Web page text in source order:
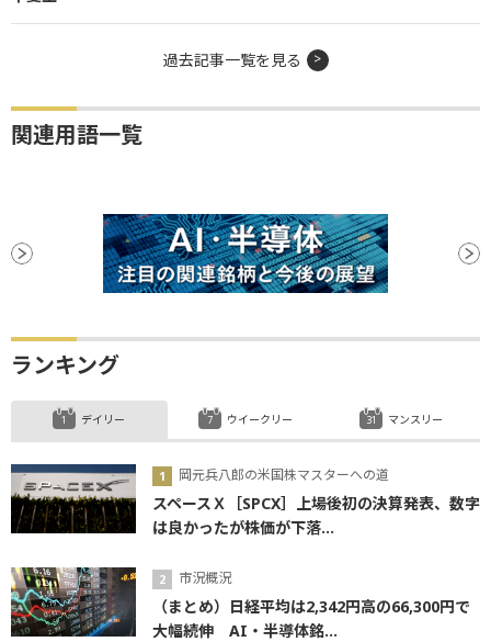
過去記事一覧を見る
関連用語一覧
ランキング
デイリー
岡元兵八郎の米国株マスターへの道
スペースＸ［SPCX］上場後初の決算発表、数字
は良かったが株価が下落...
市況概況
（まとめ）日経平均は2,342円高の66,300円で
大幅続伸 AI・半導体銘...
ウイークリー マンスリー